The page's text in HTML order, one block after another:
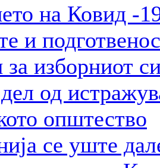
на Ковид -
и
за изборниот
од
општество
се уште